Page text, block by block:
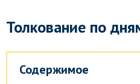
Толкование по
Содержимое